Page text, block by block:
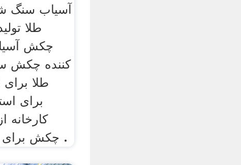
آسیاب سنگ
طلا
چکش
کننده چکش
طلا
برای
کارخانه
چکش برای استخراج از معادن .